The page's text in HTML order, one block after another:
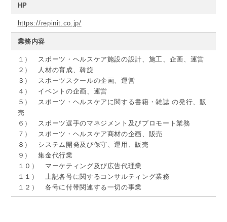
HP
https://repinit.co.jp/
業務内容
１） スポーツ・ヘルスケア施設の設計、施工、企画、運営
２） 人材の育成、斡旋
３） スポーツスクールの企画、運営
４） イベントの企画、運営
５） スポーツ・ヘルスケアに関する書籍・雑誌 の発行、販
売
６） スポーツ選手のマネジメント及びプロモート業務
７） スポーツ・ヘルスケア商材の企画、販売
８） システム開発及び保守、運用、販売
９） 集金代行業
１０） マーケティング及び広告代理業
１１） 上記各号に関するコンサルティング業務
１２） 各号に付帯関連する一切の事業